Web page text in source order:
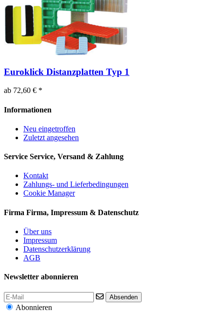
Euroklick Distanzplatten Typ 1
ab 72,60 € *
Informationen
Neu eingetroffen
Zuletzt angesehen
Service Service, Versand & Zahlung
Kontakt
Zahlungs- und Lieferbedingungen
Cookie Manager
Firma Firma, Impressum & Datenschutz
Über uns
Impressum
Datenschutzerklärung
AGB
Newsletter abonnieren
Absenden
Abonnieren